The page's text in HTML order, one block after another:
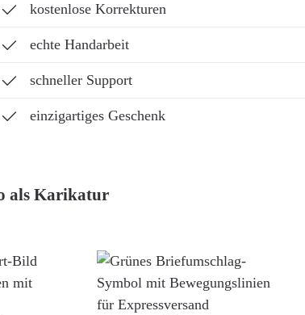
kostenlose Korrekturen
echte Handarbeit
schneller Support
einzigartiges Geschenk
als Karikatur